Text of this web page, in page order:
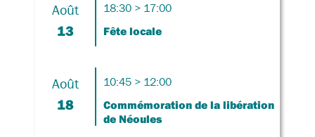
Août
13
18:30 > 17:00
Fête locale
Août
18
10:45 > 12:00
Commémoration de la libération
de Néoules